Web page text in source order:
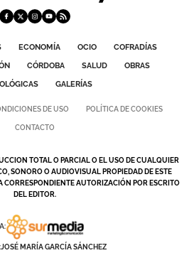
ECONOMÍA OCIO
COFRADÍAS
CÓRDOBA SALUD
OBRAS
GALERÍAS
DE USO POLÍTICA DE COOKIES
CONTACTO
TOTAL O PARCIAL O EL USO DE CUALQUIER
SONORO O AUDIOVISUAL PROPIEDAD DE ESTE
CORRESPONDIENTE AUTORIZACIÓN POR ESCRITO
DEL EDITOR.
JOSÉ MARÍA GARCÍA SÁNCHEZ